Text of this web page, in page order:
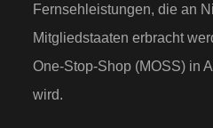
Fernsehleistungen, die an
Mitgliedstaaten erbracht
One-Stop-Shop (MOSS) in
wird.